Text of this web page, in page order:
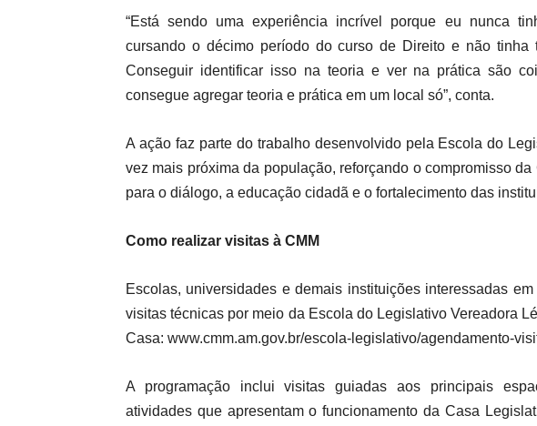
“Está sendo uma experiência incrível porque eu nunca
cursando o décimo período do curso de Direito e não tinha
Conseguir identificar isso na teoria e ver na prática são
consegue agregar teoria e prática em um local só”, conta.
A ação faz parte do trabalho desenvolvido pela Escola do
vez mais próxima da população, reforçando o compromisso
para o diálogo, a educação cidadã e o fortalecimento das
Como realizar visitas à CMM
Escolas, universidades e demais instituições interessadas
visitas técnicas por meio da Escola do Legislativo Vereadora
Casa: www.cmm.am.gov.br/escola-legislativo/agendamento-
A programação inclui visitas guiadas aos principais
atividades que apresentam o funcionamento da Casa